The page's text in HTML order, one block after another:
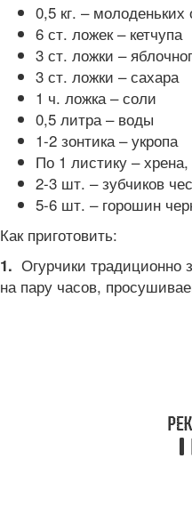
0,5 кг. – молоденьких
6 ст. ложек – кетчупа
3 ст. ложки –
3 ст. ложки – сахара
1 ч. ложка – соли
0,5 литра – воды
1-2 зонтика – укропа
По 1 листику –
2-3 шт. – зубчиков
5-6 шт. – горошин
Как приготовить:
1. Огурчики традиционно
на пару часов,